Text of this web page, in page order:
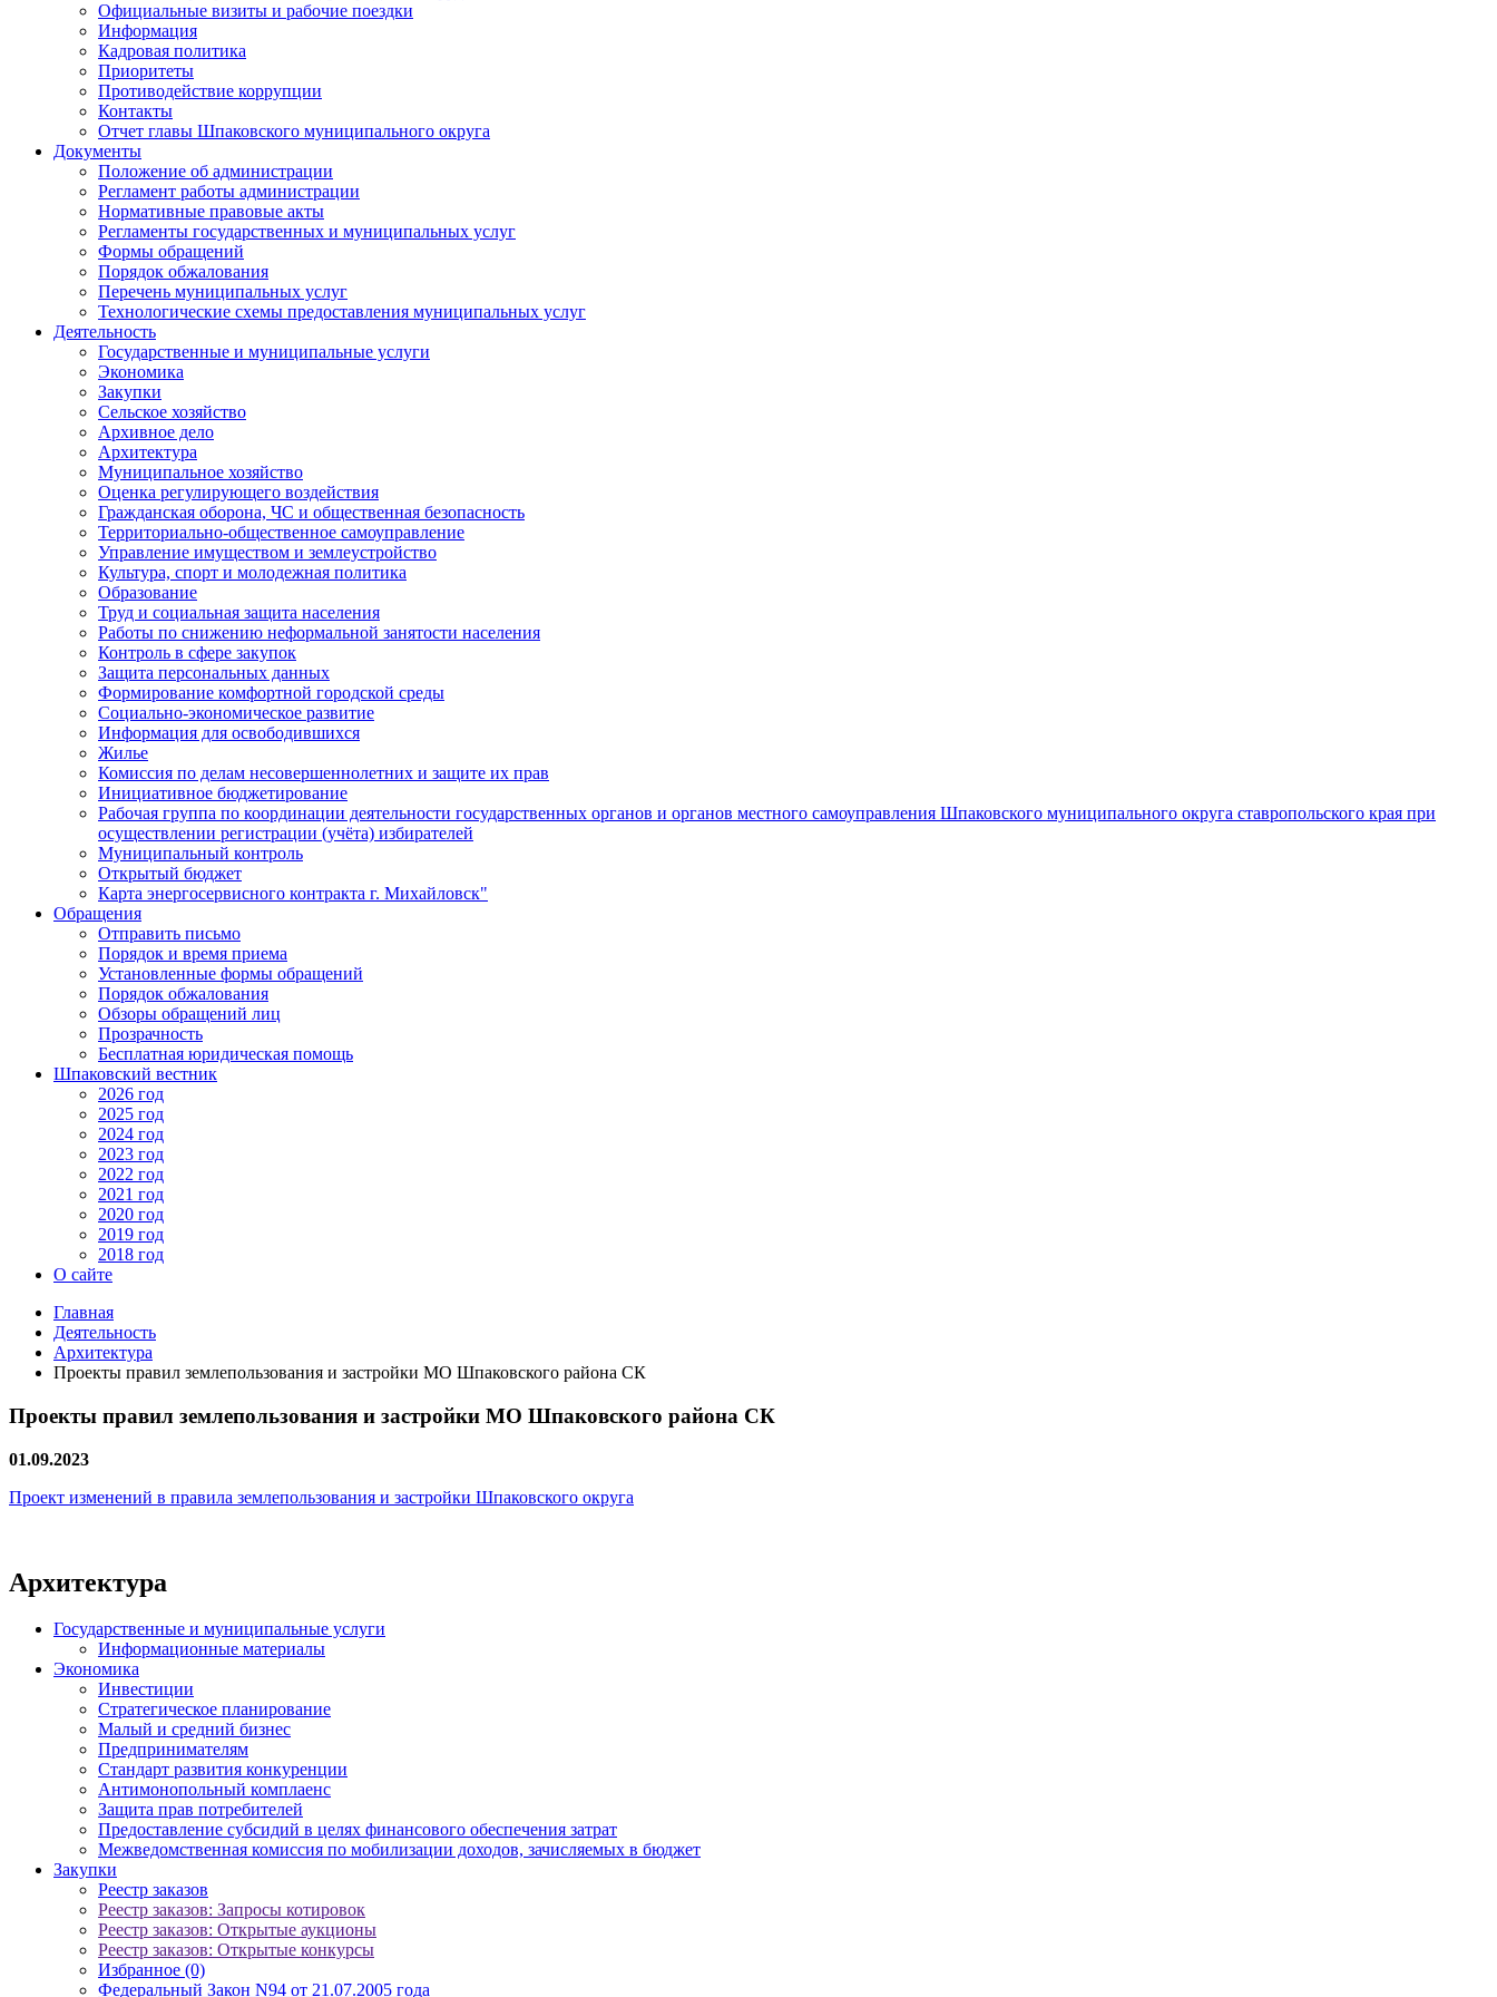
Официальные визиты и рабочие поездки
Информация
Кадровая политика
Приоритеты
Противодействие коррупции
Контакты
Отчет главы Шпаковского муниципального округа
Документы
Положение об администрации
Регламент работы администрации
Нормативные правовые акты
Регламенты государственных и муниципальных услуг
Формы обращений
Порядок обжалования
Перечень муниципальных услуг
Технологические схемы предоставления муниципальных услуг
Деятельность
Государственные и муниципальные услуги
Экономика
Закупки
Сельское хозяйство
Архивное дело
Архитектура
Муниципальное хозяйство
Оценка регулирующего воздействия
Гражданская оборона, ЧС и общественная безопасность
Территориально-общественное самоуправление
Управление имуществом и землеустройство
Культура, спорт и молодежная политика
Образование
Труд и социальная защита населения
Работы по снижению неформальной занятости населения
Контроль в сфере закупок
Защита персональных данных
Формирование комфортной городской среды
Социально-экономическое развитие
Информация для освободившихся
Жилье
Комиссия по делам несовершеннолетних и защите их прав
Инициативное бюджетирование
Рабочая группа по координации деятельности государственных органов и органов местного самоуправления Шпаковского муниципального округа ставропольского края при
осуществлении регистрации (учёта) избирателей
Муниципальный контроль
Открытый бюджет
Карта энергосервисного контракта г. Михайловск"
Обращения
Отправить письмо
Порядок и время приема
Установленные формы обращений
Порядок обжалования
Обзоры обращений лиц
Прозрачность
Бесплатная юридическая помощь
Шпаковский вестник
2026 год
2025 год
2024 год
2023 год
2022 год
2021 год
2020 год
2019 год
2018 год
О сайте
Главная
Деятельность
Архитектура
Проекты правил землепользования и застройки МО Шпаковского района СК
Проекты правил землепользования и застройки МО Шпаковского района СК
01.09.2023
Проект изменений в правила землепользования и застройки Шпаковского округа
Архитектура
Государственные и муниципальные услуги
Информационные материалы
Экономика
Инвестиции
Стратегическое планирование
Малый и средний бизнес
Предпринимателям
Стандарт развития конкуренции
Антимонопольный комплаенс
Защита прав потребителей
Предоставление субсидий в целях финансового обеспечения затрат
Межведомственная комиссия по мобилизации доходов, зачисляемых в бюджет
Закупки
Реестр заказов
Реестр заказов: Запросы котировок
Реестр заказов: Открытые аукционы
Реестр заказов: Открытые конкурсы
Избранное (0)
Федеральный Закон N94 от 21.07.2005 года